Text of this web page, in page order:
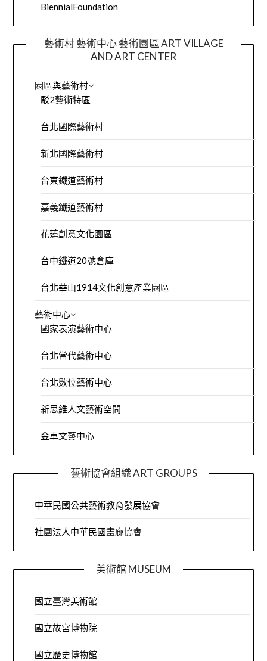
BiennialFoundation
藝術村 藝術中心 藝術園區 ART VILLAGE
AND ART CENTER
園區與藝術村
駁2藝術特區
台北國際藝術村
新北國際藝術村
台東鐵道藝術村
嘉義鐵道藝術村
花蓮創意文化園區
台中鐵道20號倉庫
台北華山1914文化創意產業園區
藝術中心
國家表演藝術中心
台北當代藝術中心
台北數位藝術中心
新思維人文藝術空間
金車文藝中心
藝術協會組織 ART GROUPS
中華民國公共藝術教育發展協會
社團法人中華民國畫廊協會
美術館 MUSEUM
國立臺灣美術館
國立故宮博物院
國立歷史博物館